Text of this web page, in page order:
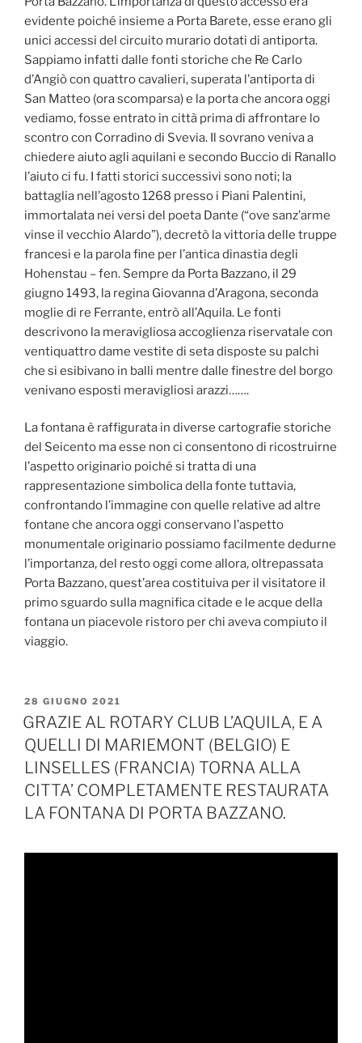
evidente poiché insieme a Porta Barete, esse erano gli
unici accessi del circuito murario dotati di antiporta.
Sappiamo infatti dalle fonti storiche che Re Carlo
d’Angiò con quattro cavalieri, superata l’antiporta di
San Matteo (ora scomparsa) e la porta che ancora oggi
vediamo, fosse entrato in città prima di affrontare lo
scontro con Corradino di Svevia. Il sovrano veniva a
chiedere aiuto agli aquilani e secondo Buccio di Ranallo
l’aiuto ci fu. I fatti storici successivi sono noti; la
battaglia nell’agosto 1268 presso i Piani Palentini,
immortalata nei versi del poeta Dante (“ove sanz’arme
vinse il vecchio Alardo”), decretò la vittoria delle truppe
francesi e la parola fine per l’antica dinastia degli
Hohenstau – fen. Sempre da Porta Bazzano, il 29
giugno 1493, la regina Giovanna d’Aragona, seconda
moglie di re Ferrante, entrò all’Aquila. Le fonti
descrivono la meravigliosa accoglienza riservatale con
ventiquattro dame vestite di seta disposte su palchi
che si esibivano in balli mentre dalle finestre del borgo
venivano esposti meravigliosi arazzi…….
La fontana è raffigurata in diverse cartografie storiche
del Seicento ma esse non ci consentono di ricostruirne
l’aspetto originario poiché si tratta di una
rappresentazione simbolica della fonte tuttavia,
confrontando l’immagine con quelle relative ad altre
fontane che ancora oggi conservano l’aspetto
monumentale originario possiamo facilmente dedurne
l’importanza, del resto oggi come allora, oltrepassata
Porta Bazzano, quest’area costituiva per il visitatore il
primo sguardo sulla magnifica citade e le acque della
fontana un piacevole ristoro per chi aveva compiuto il
viaggio.
PUBBLICATO
IL
28 GIUGNO 2021
GRAZIE AL ROTARY CLUB L’AQUILA, E A
QUELLI DI MARIEMONT (BELGIO) E
LINSELLES (FRANCIA) TORNA ALLA
CITTA’ COMPLETAMENTE RESTAURATA
LA FONTANA DI PORTA BAZZANO.